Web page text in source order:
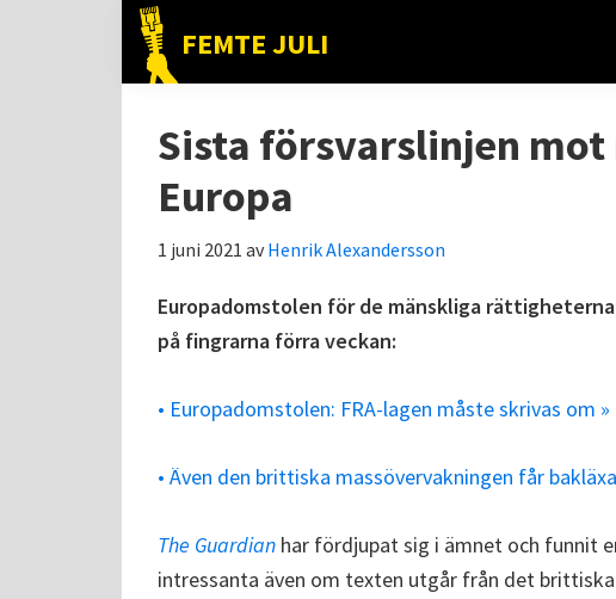
huvudnavigering
FEMTE JULI
Nätet
folket!
Sista försvarslinjen
Europa
1 juni 2021 avHenrik Alexandersson
Europadomstolen för de mänskliga
på fingrarna förra veckan:
• Europadomstolen: FRA-lagen måste skrivas om »
• Även den brittiska massövervakningen får
The Guardian har fördjupat sig i ämnet och funnit
intressanta även om texten utgår från det